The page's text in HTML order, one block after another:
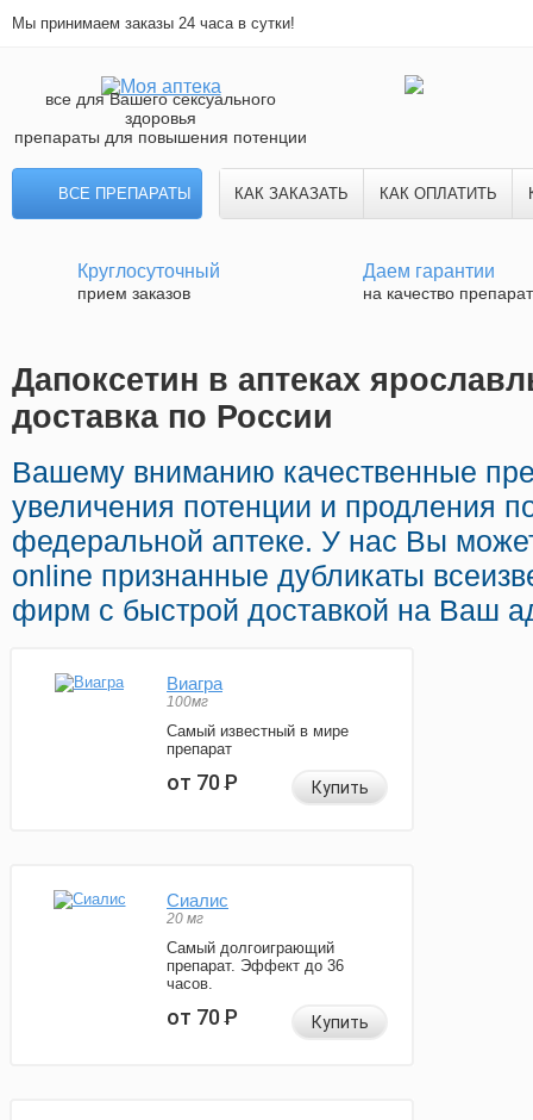
Мы принимаем заказы 24 часа в сутки!
все для Вашего сексуального
здоровья
препараты для повышения потенции
ВСЕ ПРЕПАРАТЫ КАК ЗАКАЗАТЬ КАК ОПЛАТИТЬ
Круглосуточный
прием заказов
Даем гарантии
на качество
Дапоксетин в аптеках
доставка по России
Вашему вниманию качественные
увеличения потенции и продления
федеральной аптеке. У нас Вы
online признанные дубликаты
фирм с быстрой доставкой на Ваш
Виагра
100мг
Самый известный в мире
препарат
от 70Р Купить
Сиалис
20 мг
Самый долгоиграющий
препарат. Эффект до 36
часов.
от 70Р Купить